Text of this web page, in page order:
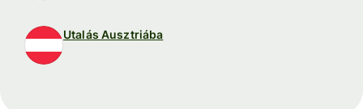
Utalás Ausztriába